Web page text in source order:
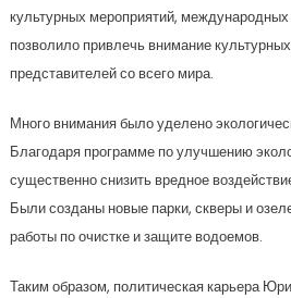
культурных мероприятий,
позволило привлечь внимание
представителей со всего мира.
Много внимания было уделено
Благодаря программе по улучшению
существенно снизить вредное
Были созданы новые парки, скверы и
работы по очистке и защите водоемов.
Таким образом, политическая карьера